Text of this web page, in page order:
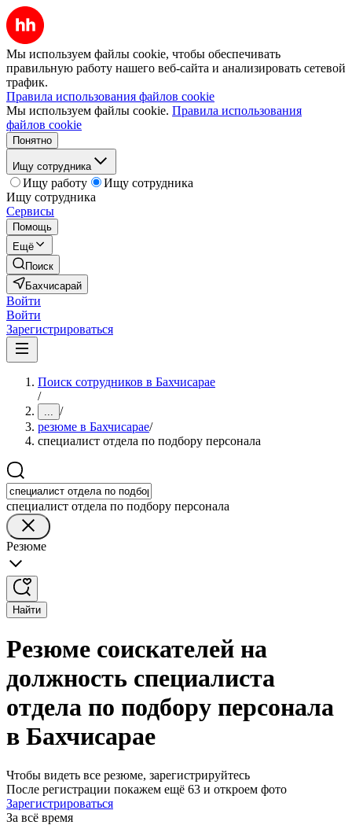
Мы используем файлы cookie, чтобы обеспечивать
правильную работу нашего веб-сайта и анализировать сетевой
трафик.
Правила использования файлов cookie
Мы используем файлы cookie. Правила использования
файлов cookie
Понятно
Ищу сотрудника
Ищу работу
Ищу сотрудника
Ищу сотрудника
Сервисы
Помощь
Ещё
Поиск
Бахчисарай
Войти
Войти
Зарегистрироваться
Поиск сотрудников в Бахчисарае
/
... /
резюме в Бахчисарае/
специалист отдела по подбору персонала
специалист отдела по подбору персонала
Резюме
Найти
Резюме соискателей на
должность специалиста
отдела по подбору персонала
в Бахчисарае
Чтобы видеть все резюме, зарегистрируйтесь
После регистрации покажем ещё 63 и откроем фото
Зарегистрироваться
За всё время